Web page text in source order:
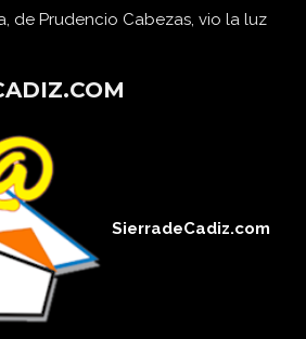
de Prudencio Cabezas, vio la luz
SierradeCadiz.com